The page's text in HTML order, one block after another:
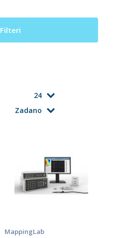
Filteri
24
Zadano
MappingLab